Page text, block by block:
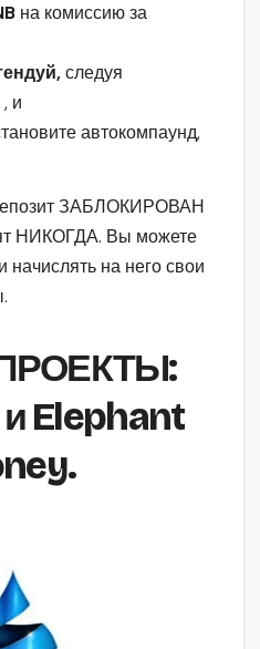
на комиссию за
следуя
, и
автокомпаунд,
ЗАБЛОКИРОВАН
НИКОГДА. Вы можете
на него свои
и Elephant